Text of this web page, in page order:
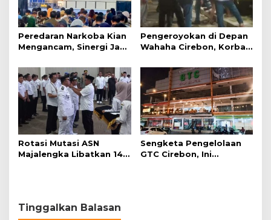
Peredaran Narkoba Kian
Mengancam, Sinergi Jadi
Pengeroyokan di Depan
Wahaha Cirebon, Korban
Polisi
Rotasi Mutasi ASN
Majalengka Libatkan 145
Sengketa Pengelolaan
GTC Cirebon, Ini
Tinggalkan Balasan